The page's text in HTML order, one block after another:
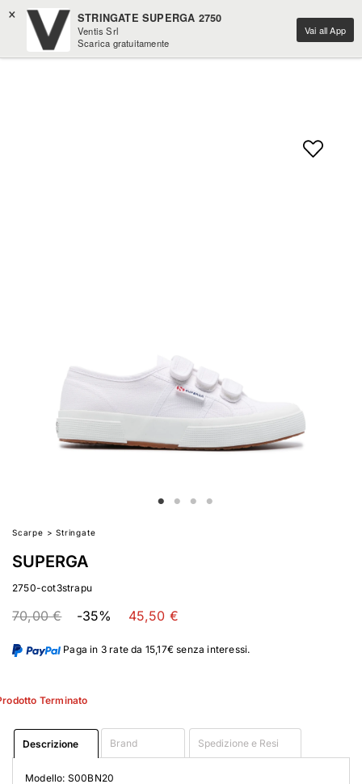
× STRINGATE SUPERGA 2750
Ventis Srl
Scarica gratuitamente
Vai all App
Scarpe >Stringate
SUPERGA
2750-cot3strapu
70,00 € -35% 45,50 €
Paga in 3 rate da 15,17€ senza interessi.
Terminato
Descrizione Brand Spedizione e Resi
Modello: S00BN20